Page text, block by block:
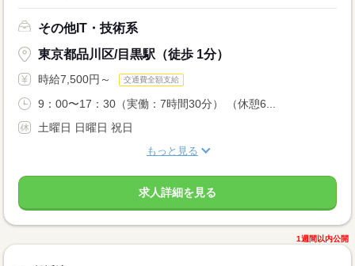
その他IT・技術系
東京都品川区/目黒駅（徒歩 1分）
時給7,500円～ 交通費全額支給
9：00〜17：30（実働：7時間30分） （休憩6...
土曜日 日曜日 祝日
もっと見る
求人詳細を見る
1週間以内公開